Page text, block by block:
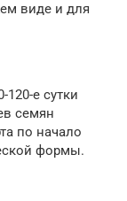
виде и для
е сутки
семян
по начало
формы.